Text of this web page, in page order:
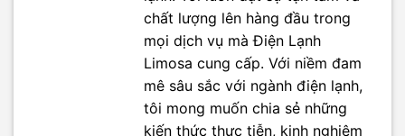
chất lượng lên hàng đầu trong
mọi dịch vụ mà Điện Lạnh
Limosa cung cấp. Với niềm đam
mê sâu sắc với ngành điện lạnh,
tôi mong muốn chia sẻ những
kiến thức thực tiễn, kinh nghiệm